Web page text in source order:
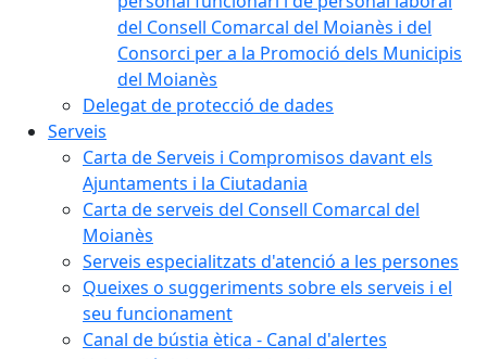
del Consell Comarcal del Moianès i del
Consorci per a la Promoció dels Municipis
del Moianès
Delegat de protecció de dades
Serveis
Carta de Serveis i Compromisos davant els
Ajuntaments i la Ciutadania
Carta de serveis del Consell Comarcal del
Moianès
Serveis especialitzats d'atenció a les persones
Queixes o suggeriments sobre els serveis i el
seu funcionament
Canal de bústia ètica - Canal d'alertes